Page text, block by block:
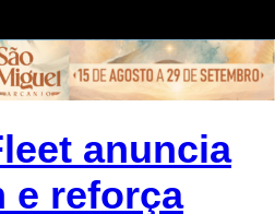
anuncia
e reforça